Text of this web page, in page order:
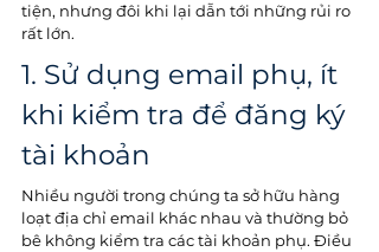
tiện, nhưng đôi khi lại dẫn tới những rủi ro
rất lớn.
1. Sử dụng email phụ, ít
khi kiểm tra để đăng ký
tài khoản
Nhiều người trong chúng ta sở hữu hàng
loạt địa chỉ email khác nhau và thường bỏ
bê không kiểm tra các tài khoản phụ. Điều